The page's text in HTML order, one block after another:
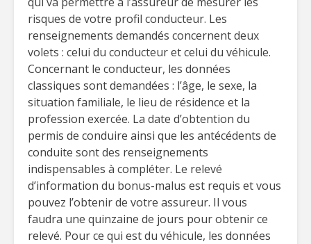
risques de votre profil conducteur. Les
renseignements demandés concernent deux
volets : celui du conducteur et celui du véhicule.
Concernant le conducteur, les données
classiques sont demandées : l’âge, le sexe, la
situation familiale, le lieu de résidence et la
profession exercée. La date d’obtention du
permis de conduire ainsi que les antécédents de
conduite sont des renseignements
indispensables à compléter. Le relevé
d’information du bonus-malus est requis et vous
pouvez l’obtenir de votre assureur. Il vous
faudra une quinzaine de jours pour obtenir ce
relevé. Pour ce qui est du véhicule, les données